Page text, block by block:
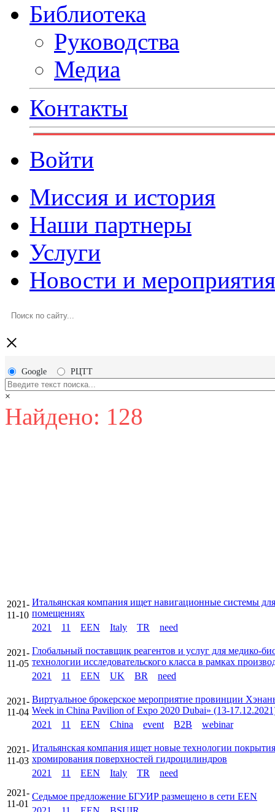
Библиотека
Руководства
Медиа
Контакты
Войти
Миссия и история
Наши партнеры
Услуги
Новости и мероприятия
×
Google РЦТТ
×
Найдено: 128
2021-
11-10
Итальянская компания ищет навигационные системы
помещениях
2021
11 EEN Italy TR need
2021-
11-05
Глобальный поставщик реагентов и услуг для медико-
технологии исследовательского класса в рамках
2021
11 EEN UK BR need
2021-
11-04
Виртуальное брокерское мероприятие провинции
Week in China Pavilion of Expo 2020 Dubai» (13-
2021
11 EEN China event B2B webinar
2021-
11-03
Итальянская компания ищет новые технологии
хромирования поверхностей гидроцилиндров
2021
11 EEN Italy TR
need
2021-
11-01
Седьмое предложение БГУИР размещено в сети EEN